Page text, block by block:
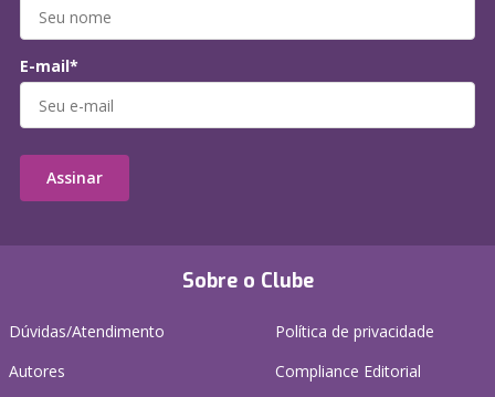
Sobre o Clube
Dúvidas/Atendimento
Autores
Política de privacidade
Compliance Editorial
E-mail*
Assinar